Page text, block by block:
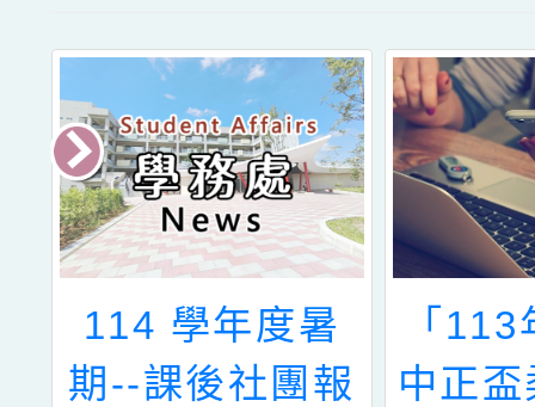
114 學年度暑
期--課後社團報
「
中正